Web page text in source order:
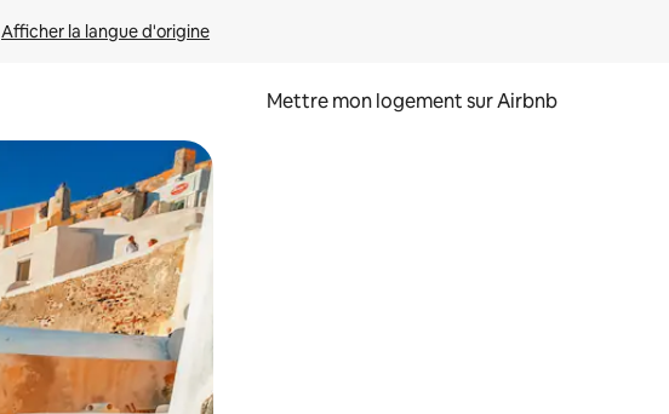
Afficher la langue d'origine
Mettre mon logement sur Airbnb